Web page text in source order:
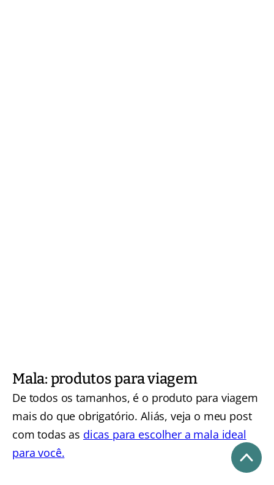
Mala: produtos para viagem
De todos os tamanhos, é o produto para viagem
mais do que obrigatório. Aliás, veja o meu post
com todas as dicas para escolher a mala ideal
para você.